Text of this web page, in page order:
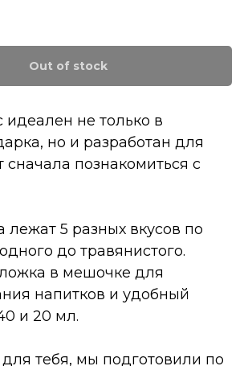
Out of stock
не только в
но и разработан для
сначала познакомиться с
лежат 5 разных вкусов по
до травянистого.
в мешочке для
напитков и удобный
и 20 мл.
тебя, мы подготовили по